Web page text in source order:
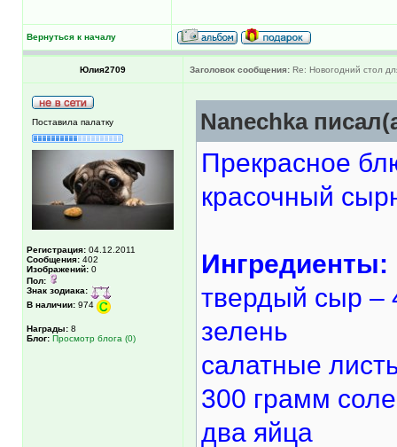
Вернуться к началу
Юлия2709 Заголовок сообщения: Re: Новогодний стол
Поставила палатку
Регистрация: 04.12.2011
Сообщения: 402
Изображений: 0
Пол:
Знак зодиака:
В наличии: 974
Награды: 8
Блог: Просмотр блога (0)
Nanechka
Прекрасное
красочный
Ингредиенты:
твердый сыр –
зелень
салатные
300 грамм
два яйца